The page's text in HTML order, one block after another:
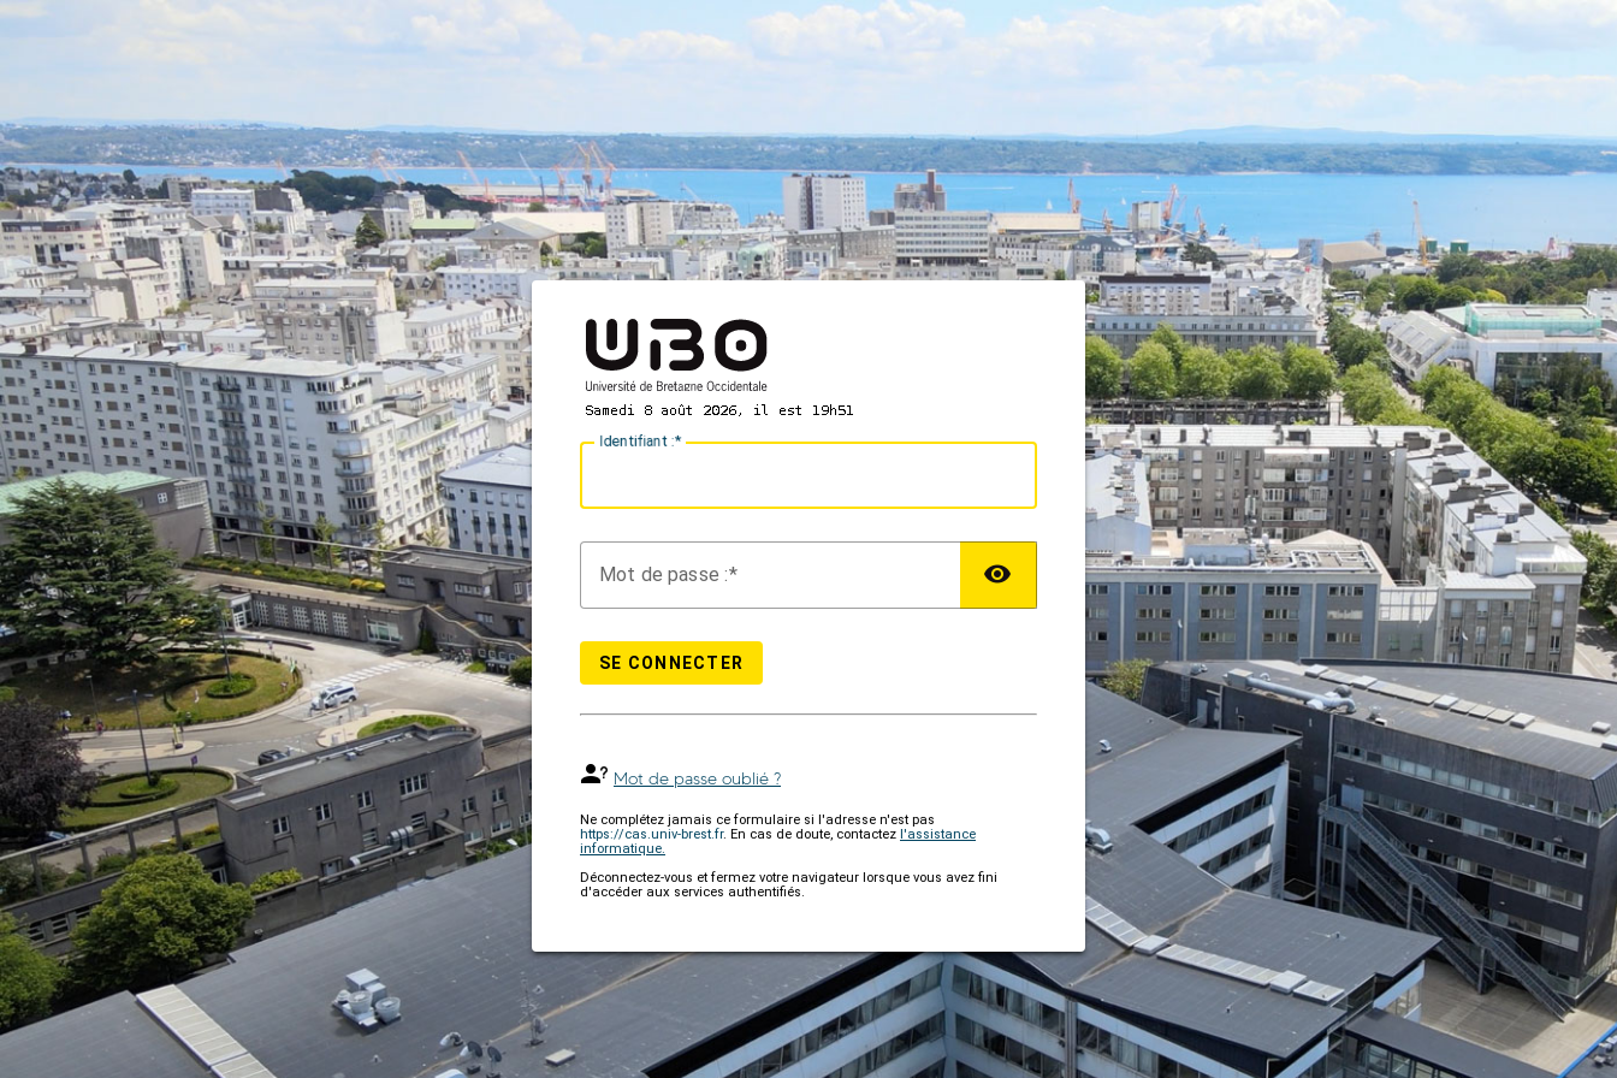
Identifiant :
Mot de passe :
SE CONNECTER
Mot de passe oublié ?
Ne complétez jamais ce formulaire si l'adresse n'est pas
https://cas.univ-brest.fr. En cas de doute, contactez l'assistance
informatique.
Déconnectez-vous et fermez votre navigateur lorsque vous avez fini
d'accéder aux services authentifiés.